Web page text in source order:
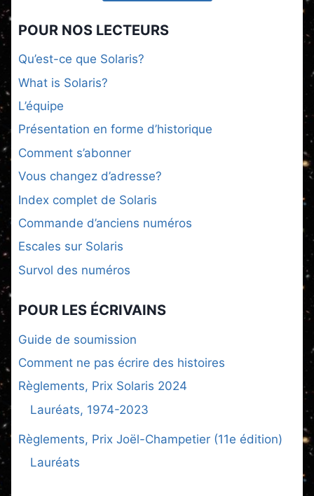
POUR NOS LECTEURS
Qu’est-ce que Solaris?
What is Solaris?
L’équipe
Présentation en forme d’historique
Comment s’abonner
Vous changez d’adresse?
Index complet de Solaris
Commande d’anciens numéros
Escales sur Solaris
Survol des numéros
POUR LES ÉCRIVAINS
Guide de soumission
Comment ne pas écrire des histoires
Règlements, Prix Solaris 2024
Lauréats, 1974-2023
Règlements, Prix Joël-Champetier (11e édition)
Lauréats